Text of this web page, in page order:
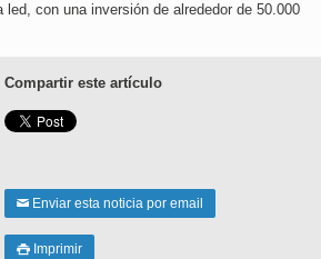
con una inversión de alrededor de 50.000
Compartir este artículo
✉ Enviar esta noticia por email
 Imprimir